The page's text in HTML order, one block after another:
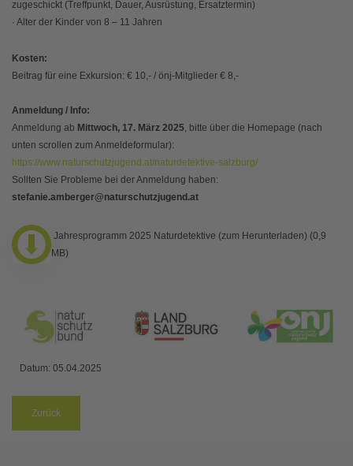
zugeschickt (Treffpunkt, Dauer, Ausrüstung, Ersatztermin)
· Alter der Kinder von 8 – 11 Jahren
Kosten:
Beitrag für eine Exkursion: € 10,- / önj-Mitglieder € 8,-
Anmeldung / Info:
Anmeldung ab Mittwoch, 17. März 2025, bitte über die Homepage (nach
unten scrollen zum Anmeldeformular):
https://www.naturschutzjugend.at/naturdetektive-salzburg/
Sollten Sie Probleme bei der Anmeldung haben:
stefanie.amberger@naturschutzjugend.at
Jahresprogramm 2025 Naturdetektive (zum Herunterladen) (0,9
MB)
Datum: 05.04.2025
Zurück